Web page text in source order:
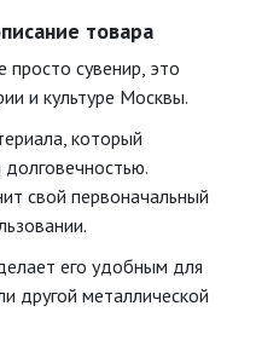
товара
сувенир, это
и культуре Москвы.
который
свой первоначальный
его удобным для
другой металлической